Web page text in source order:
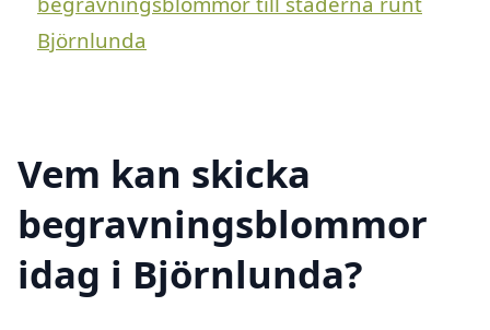
Björnlunda
Vem kan skicka
begravningsblommor
idag i Björnlunda?